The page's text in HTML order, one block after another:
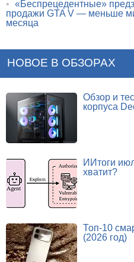
• «Беспрецедентные»
продажи GTA V — меньше
месяца
НОВОЕ В ОБЗОРАХ
Обзор и
корпуса
ИИтоги
хватит?
Топ-10
(2026 год)